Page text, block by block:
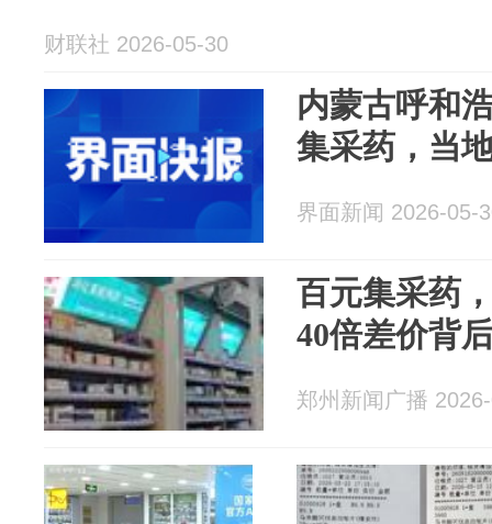
财联社 2026-05-30
内蒙古呼和
集采药，当
界面新闻 2026-05-
百元集采药
40倍差价背
郑州新闻广播